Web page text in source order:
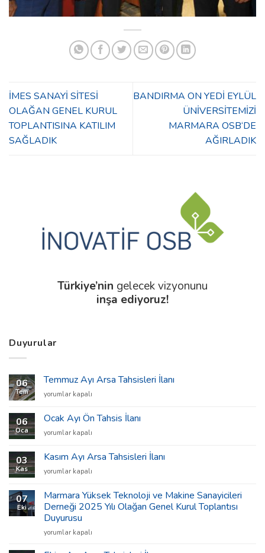
İMES SANAYİ SİTESİ
OLAĞAN GENEL KURUL
TOPLANTISINA KATILIM
SAĞLADIK
BANDIRMA ON YEDİ EYLÜL
ÜNİVERSİTEMİZİ
MARMARA OSB‘DE
AĞIRLADIK
Türkiye’nin gelecek vizyonunu
inşa ediyoruz!
Duyurular
06
Tem
Temmuz Ayı Arsa Tahsisleri İlanı
Temmuz
Arsa
Tahsisleri
İlanı
yorumlar kapalı
06
Oca
Ocak Ayı Ön Tahsis İlanı
Ocak
Ön
Tahsis
İlanı
yorumlar kapalı
03
Kas
Kasım Ayı Arsa Tahsisleri İlanı
Kasım
Arsa
Tahsisleri
İlanı
için
yorumlar kapalı
07
Eki
Marmara Yüksek Teknoloji ve Makine Sanayicileri
Derneği 2025 Yılı Olağan Genel Kurul Toplantısı
Duyurusu
Marmara
yorumlar kapalı